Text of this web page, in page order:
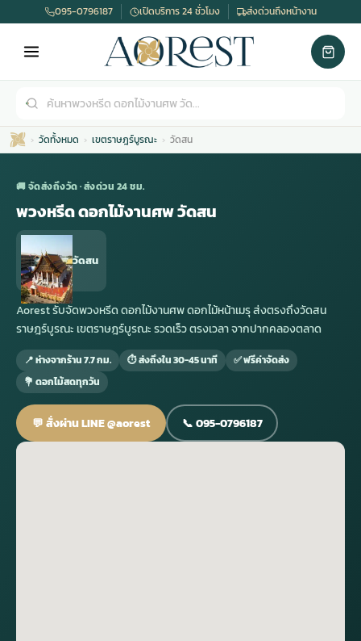
ดอกไม้หน้าศพ
ดอกไม้จัดงานศพ
จัดดอกไม้หน้าศพ
ดอกไม้หน้าหีบ
พวงหรีด กรุงเทพ
พวงหรีดราคา
สั่งพวงหรีด
ร้านพวงหรีด
น้าเมรุ
มรุสีขาว
ไม้หน้าเมรุ
กไม้หน้าเมรุ
ไม้งานแต่ง
ม้งานแต่ง ราคา
ไม้งานแต่ง ราคาถูก
ไม้งานแต่ง กรุงเทพ
อกไม้งานแต่ง
พวงหรีดพัดลม
พวงหรีดพัดลม ราคา
พวงหรีดพัดลม ราคาถูก
พวงหรีดพัดลม กรุงเทพ
พวงหรีดพัดลม ส่งด่วน
รับจัดงานศพ
รับจัดงานศพ ราคา
รับจัดงานศพ ครบวงจร
รับจัดงานศพ กรุงเทพ
095-0796187 เปิดบริการ 24 ชั่วโมง ส่งด่วนถึงหน้างาน
วัดทั้งหมด เขตราษฎร์บูรณะ วัดสน
🚚 จัดส่งถึงวัด · ส่งด่วน 24 ชม.
พวงหรีด ดอกไม้งานศพ วัดสน
วัดสน
Aorest รับจัดพวงหรีด ดอกไม้งานศพ ดอกไม้หน้าเมรุ ส่งตรงถึงวัดสน
ราษฎร์บูรณะ เขตราษฎร์บูรณะ รวดเร็ว ตรงเวลา จากปากคลองตลาด
📍 ห่างจากร้าน 7.7 กม. ⏱ ส่งถึงใน 30-45 นาที
✅ ฟรีค่าจัดส่ง
💐 ดอกไม้สดทุกวัน
💬 สั่งผ่าน LINE @aorest 📞 095-0796187